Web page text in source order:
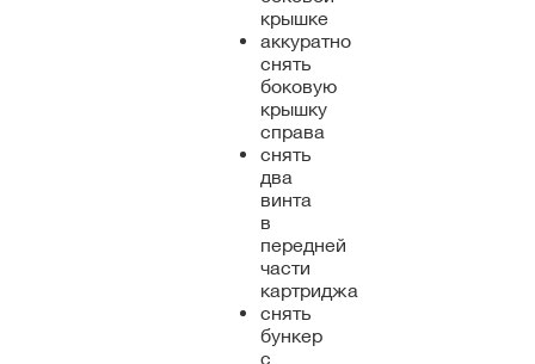
крышке
аккуратно
снять
боковую
крышку
справа
снять
два
винта
в
передней
части
картриджа
снять
бункер
с